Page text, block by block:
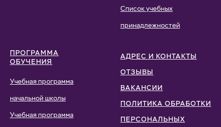
Список учебных
принадлежностей
ПРОГРАММА
ОБУЧЕНИЯ
Учебная программа
начальной школы
Учебная программа
АДРЕС И КОНТАКТЫ
ОТЗЫВЫ
ВАКАНСИИ
ПОЛИТИКА ОБРАБОТКИ
ПЕРСОНАЛЬНЫХ